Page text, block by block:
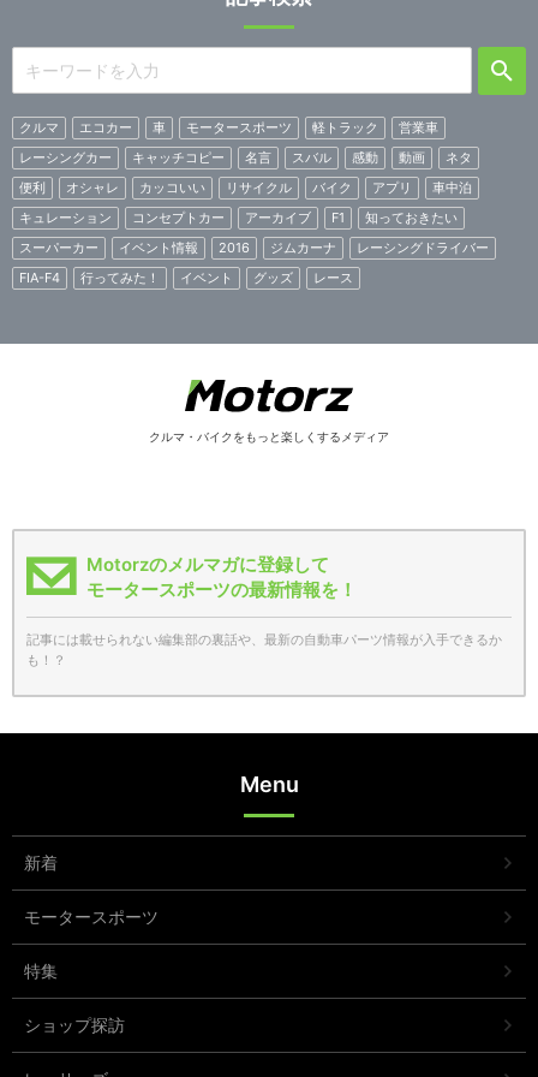
クルマ エコカー 車 モータースポーツ 軽トラック
営業車
レーシングカー
キャッチコピー 名言 スバル 感動 動画
ネタ
便利
オシャレ カッコいい リサイクル バイク アプリ
車中泊
キュレーション
コンセプトカー アーカイブ F1
知っておきたい
スーパーカー
イベント情報 2016 ジムカーナ
レーシングドライバー
FIA-F4
行ってみた！ イベント グッズ レース
クルマ・バイクをもっと楽しくするメディア
Motorzのメルマガに登録して
モータースポーツの最新情報を！
記事には載せられない編集部の裏話や、最新の自動車パーツ情報が入手できるか
も！？
Menu
新着
モータースポーツ
特集
ショップ探訪